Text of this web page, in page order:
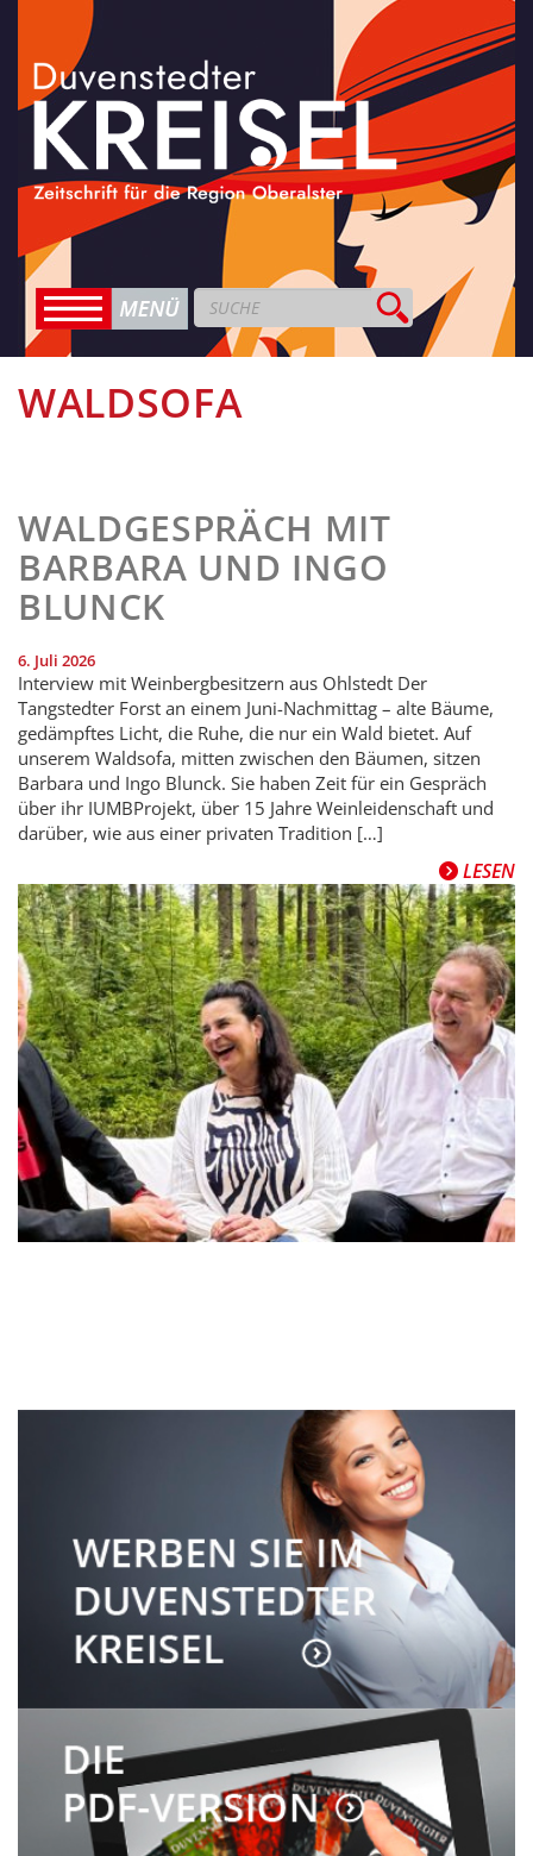
WALDSOFA
WALDGESPRÄCH MIT
BARBARA UND INGO
BLUNCK
6. Juli 2026
Interview mit Weinbergbesitzern aus Ohlstedt Der
Tangstedter Forst an einem Juni-Nachmittag – alte Bäume,
gedämpftes Licht, die Ruhe, die nur ein Wald bietet. Auf
unserem Waldsofa, mitten zwischen den Bäumen, sitzen
Barbara und Ingo Blunck. Sie haben Zeit für ein Gespräch
über ihr IUMBProjekt, über 15 Jahre Weinleidenschaft und
darüber, wie aus einer privaten Tradition […]
LESEN